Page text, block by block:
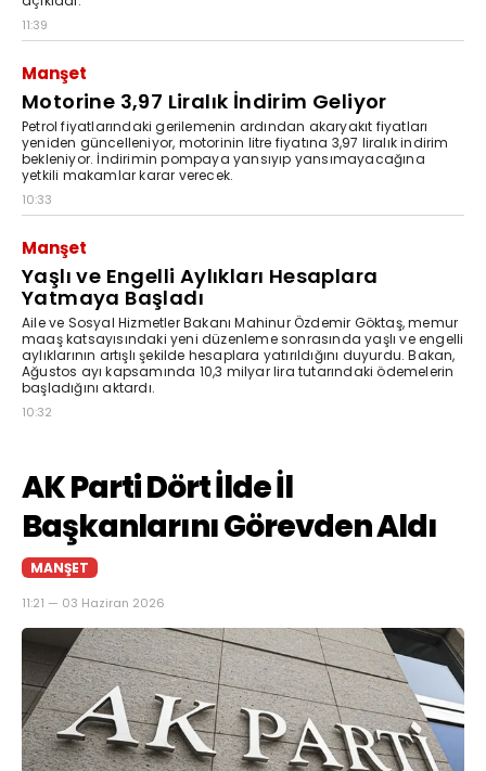
11:39
Manşet
Motorine 3,97 Liralık İndirim Geliyor
Petrol fiyatlarındaki gerilemenin ardından akaryakıt fiyatları
yeniden güncelleniyor, motorinin litre fiyatına 3,97 liralık indirim
bekleniyor. İndirimin pompaya yansıyıp yansımayacağına
yetkili makamlar karar verecek.
10:33
Manşet
Yaşlı ve Engelli Aylıkları Hesaplara
Yatmaya Başladı
Aile ve Sosyal Hizmetler Bakanı Mahinur Özdemir Göktaş, memur
maaş katsayısındaki yeni düzenleme sonrasında yaşlı ve engelli
aylıklarının artışlı şekilde hesaplara yatırıldığını duyurdu. Bakan,
Ağustos ayı kapsamında 10,3 milyar lira tutarındaki ödemelerin
başladığını aktardı.
10:32